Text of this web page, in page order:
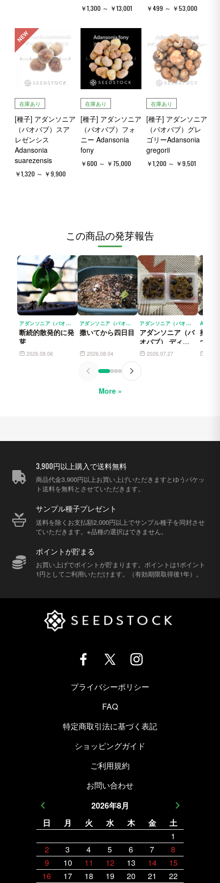
￥1,300 ～ ￥13,001 ￥499 ～ ￥53,000
NEW
在庫あり
[種子] アダンソニア
（バオバブ）スア
レゼンシス
Adansonia
suarezensis
￥1,320 ～ ￥9,900
在庫あり
[種子] アダンソニア
（バオバブ）フォ
ニー Adansonia
fony
￥600 ～ ￥75,000
在庫あり
[種子] アダンソニア
（バオバブ）グレ
ゴリーAdansonia
gregorii
￥1,200 ～ ￥9,501
この商品の発芽報告
アダンソニア（バオバブ） ディギタータ ADANSONIA DIGITATA
断続的散発的に発
芽
2026.08.06
アダンソニア（バオバブ） ディギタータ ADANSONIA DIGITATA
撒いてから四日目
2026.08.04
アダンソニア（バオバブ） ディギタータ ADANSONIA DIGITATA
アダンソニア（バ
オバブ） ディギ
タータの播種（3
2026.07.27
播種
つ発芽
More »
3,900円以上購入で送料無料
商品代金3,900円以上お買い上げいただきますとゆうパケッ
ト送料を無料とさせていただきます。
サンプル種子プレゼント
送料を除くお支払額2,000円以上でサンプル種子を同封させ
ていただきます。※品種の選択はできません。
ポイントが貯まる
お買い上げでポイントが貯まります。ポイントは1ポイント
1円としてご利用いただけます。（有効期限取得後1年）。
プライバシーポリシー
FAQ
特定商取引法に基づく表記
ショッピングガイド
ご利用規約
お問い合わせ
2026年8月
日
月 火 水 木 金
土
1
2
3 4 5 6 7
8
9
10 11 12 13 14
15
16
17 18 19 20 21 22